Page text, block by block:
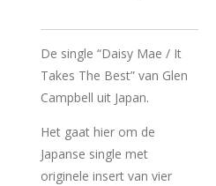
De single “Daisy Mae / It
Takes The Best” van Glen
Campbell uit Japan.
Het gaat hier om de
Japanse single met
originele insert van vier